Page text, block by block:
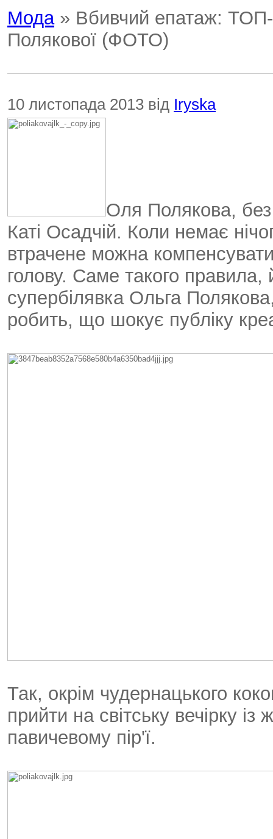
Мода» Вбивчий епатаж: ТОП-
Полякової (ФОТО)
10 листопада 2013 від Iryska
Оля Полякова, без
Каті Осадчій. Коли немає
втрачене можна
голову. Саме такого правила,
супербілявка Ольга
робить, що шокує публіку
Так, окрім чудернацького
прийти на світську вечірку
павичевому пір'ї.